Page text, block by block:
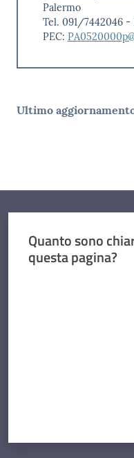
Palermo
Tel. 091/7442046 -
PEC:
Ultimo
Quanto sono
questa pagina?